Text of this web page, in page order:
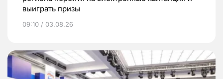
выиграть призы
09:10 / 03.08.26